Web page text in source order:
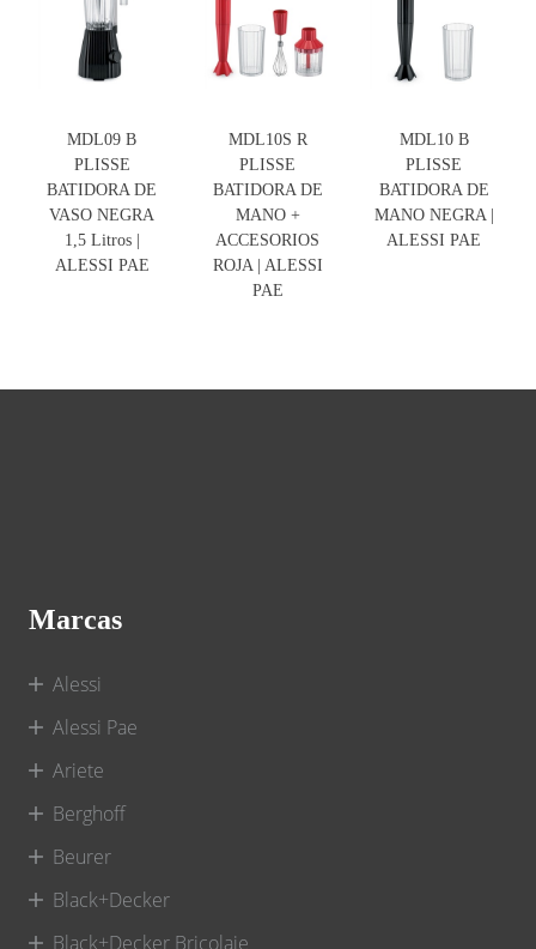
MDL09 B
PLISSE
BATIDORA DE
VASO NEGRA
1,5 Litros |
ALESSI PAE
MDL10S R
PLISSE
BATIDORA DE
MANO +
ACCESORIOS
ROJA | ALESSI
PAE
MDL10 B
PLISSE
BATIDORA DE
MANO NEGRA |
ALESSI PAE
Marcas
Alessi
Alessi Pae
Ariete
Berghoff
Beurer
Black+Decker
Black+Decker Bricolaje